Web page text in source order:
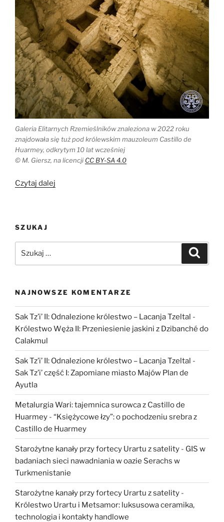
Galeria Elitarnych Rzemieślników znaleziona w 2022 roku
znajdowała się tuż pod królewskim mauzoleum Castillo de
Huarmey, odkrytym 10 lat wcześniej
© M. Giersz, na licencji CC BY-SA 4.0
Czytaj dalej
w
de
SZUKAJ
NAJNOWSZE KOMENTARZE
Sak Tz’i’ II: Odnalezione królestwo – Lacanja Tzeltal -
Królestwo Węża II: Przeniesienie jaskini z Dzibanché do
Calakmul
Sak Tz’i’ II: Odnalezione królestwo – Lacanja Tzeltal -
Sak Tz’i’ część I: Zapomiane miasto Majów Plan de
Ayutla
Metalurgia Wari: tajemnica surowca z Castillo de
Huarmey - “Księżycowe łzy”: o pochodzeniu srebra z
Castillo de Huarmey
Starożytne kanały przy fortecy Urartu z satelity - GIS w
badaniach sieci nawadniania w oazie Serachs w
Turkmenistanie
Starożytne kanały przy fortecy Urartu z satelity -
Królestwo Urartu i Metsamor: luksusowa ceramika,
technologia i kontakty handlowe